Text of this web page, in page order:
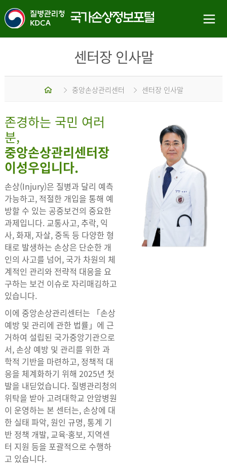
센터장 인사말
중앙손상관리센터 센터장 인사말
존경하는 국민 여러
분,
중앙손상관리센터장
이성우입니다.
손상(Injury)은 질병과 달리 예측
가능하고, 적절한 개입을 통해 예
방할 수 있는 공중보건의 중요한
과제입니다. 교통사고, 추락, 익
사, 화재, 자살, 중독 등 다양한 형
태로 발생하는 손상은 단순한 개
인의 사고를 넘어, 국가 차원의 체
계적인 관리와 전략적 대응을 요
구하는 보건 이슈로 자리매김하고
있습니다.
이에 중앙손상관리센터는 「손상
예방 및 관리에 관한 법률」에 근
거하여 설립된 국가중앙기관으로
서, 손상 예방 및 관리를 위한 과
학적 기반을 마련하고, 정책적 대
응을 체계화하기 위해 2025년 첫
발을 내딛었습니다. 질병관리청의
위탁을 받아 고려대학교 안암병원
이 운영하는 본 센터는, 손상에 대
한 실태 파악, 원인 규명, 통계 기
반 정책 개발, 교육·홍보, 지역센
터 지원 등을 포괄적으로 수행하
고 있습니다.